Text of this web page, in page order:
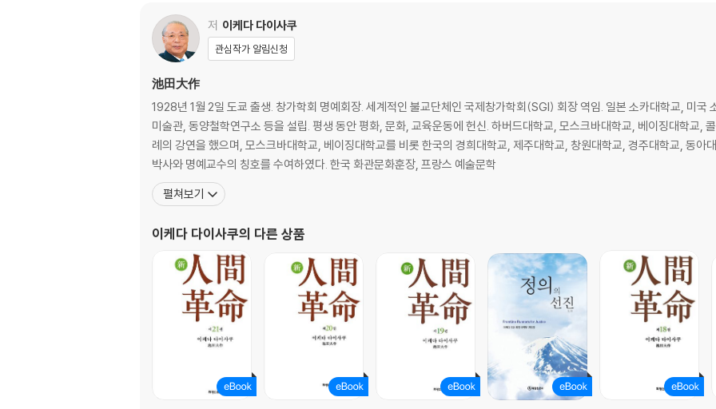
저 이케다 다이사쿠
관심작가 알림신청
池田大作
1928년 1월 2일 도쿄 출생. 창가학회 명예회장. 세계적인 불교단체인 국제창가학회(SGI) 회장 역임. 일본 소카대학교, 미국
미술관, 동양철학연구소 등을 설립. 평생 동안 평화, 문화, 교육운동에 헌신. 하버드대학교, 모스크바대학교, 베이징대학교,
례의 강연을 했으며, 모스크바대학교, 베이징대학교를 비롯 한국의 경희대학교, 제주대학교, 창원대학교, 경주대학교, 동
박사와 명예교수의 칭호를 수여하였다. 한국 화관문화훈장, 프랑스 예술문학
펼쳐보기
이케다 다이사쿠의 다른 상품